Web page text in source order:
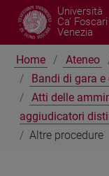
Università
Ca' Foscari
Venezia
Home Ateneo
Bandi di gara
Atti delle
aggiudicatori
Altre procedure